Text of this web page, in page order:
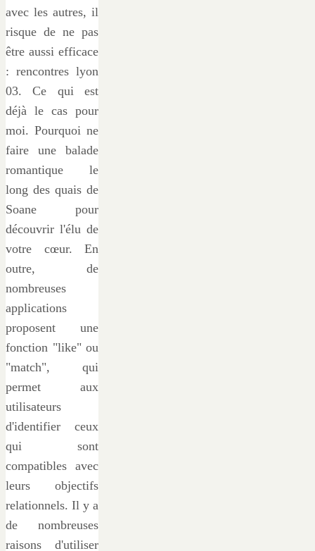
avec les autres, il
risque de ne pas
être aussi efficace
: rencontres lyon
03. Ce qui est
déjà le cas pour
moi. Pourquoi ne
faire une balade
romantique le
long des quais de
Soane pour
découvrir l'élu de
votre cœur. En
outre, de
nombreuses
applications
proposent une
fonction "like" ou
"match", qui
permet aux
utilisateurs
d'identifier ceux
qui sont
compatibles avec
leurs objectifs
relationnels. Il y a
de nombreuses
raisons d'utiliser